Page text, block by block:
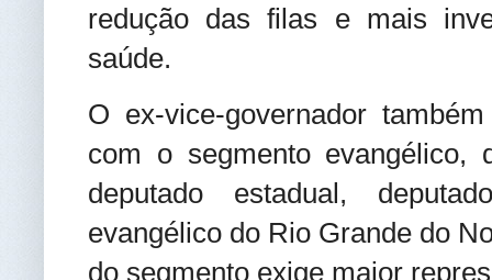
redução das filas e mais
saúde.
O ex-vice-governador
com o segmento evangélico,
deputado estadual,
evangélico do Rio Grande do
do segmento exige maior